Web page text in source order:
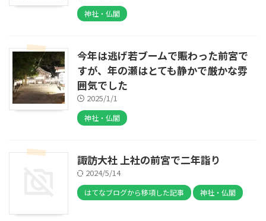
神社・仏閣
今年は逃げ若ブームで賑わった前宮で
すが、年の瀬はとても静かで厳かな雰
囲気でした
2025/1/1
神社・仏閣
諏訪大社 上社の前宮で二年詣り
2024/5/14
はてなブログから移項した記事 神社・仏閣